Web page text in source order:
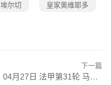
埃尔切 皇家奥维耶多
下一篇
04月27日 法甲第31轮 马赛vs尼斯 全场录像